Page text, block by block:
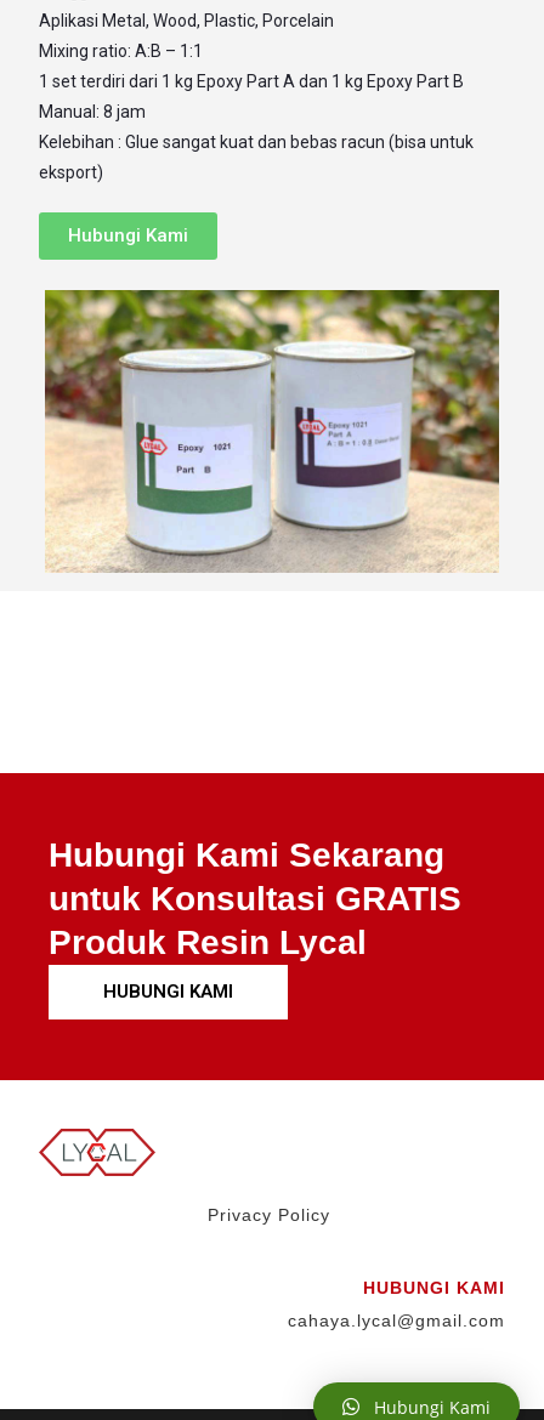
Aplikasi Metal, Wood, Plastic, Porcelain
Mixing ratio: A:B – 1:1
1 set terdiri dari 1 kg Epoxy Part A dan 1 kg Epoxy Part B
Manual: 8 jam
Kelebihan : Glue sangat kuat dan bebas racun (bisa untuk
eksport)
Hubungi Kami
Hubungi Kami Sekarang
untuk Konsultasi GRATIS
Produk Resin Lycal
HUBUNGI KAMI
Privacy Policy
HUBUNGI KAMI
cahaya.lycal@gmail.com
Hubungi Kami